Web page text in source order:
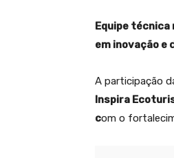
Equipe
em inovação
A participação
Inspira
com o